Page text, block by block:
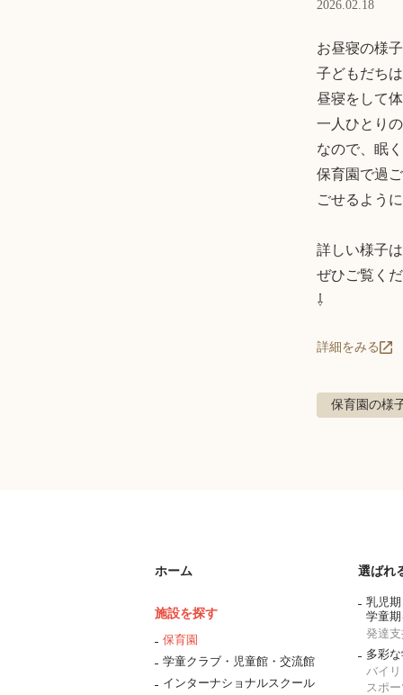
2026.02.18
お昼寝の様
子どもだち
昼寝をして
一人ひとり
なので、眠
保育園で過
ごせるよう
詳しい様子
ぜひご覧く
⇩
詳細をみる
保育園の様
ホーム
施設を探す
保育園
学童クラブ・児童館・交流館
インターナショナルスクール
選ばれ
乳児
学童
発達
多彩
バイ
スポ